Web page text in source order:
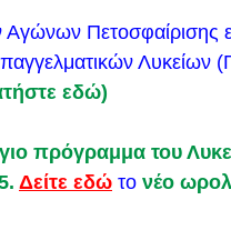
31 Μαρτίου 2024)
πρόγραμμα του
προσφορών
Χανιά και Επιλογή
Τετάρτη 27/9/2023
Πετοσφαίρισης
εδώ)
πρόγραμμα του
Δείτε εδώ το νέο